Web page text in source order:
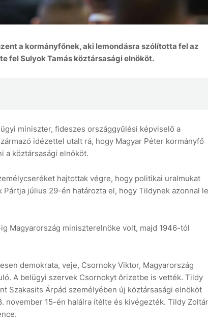
a kormányfőnek, aki lemondásra szólította fel az
fel Sulyok Tamás köztársasági elnököt.
miniszter, fideszes országgyűlési képviselő a
idézettel utalt rá, hogy Magyar Péter kormányfő
a köztársasági elnököt.
hajtottak végre, hogy politikai uralmukat
július 29-én határozta el, hogy Tildynek azonnal le
Magyarország miniszterelnöke volt, majd 1946-tól
demokrata, veje, Csornoky Viktor, Magyarország
A belügyi szervek Csornokyt őrizetbe is vették. Tildy
Szakasits Árpád személyében új köztársasági elnököt
november 15-én halálra ítélte és kivégezték. Tildy